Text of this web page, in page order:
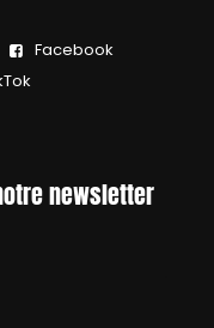
Facebook
newsletter